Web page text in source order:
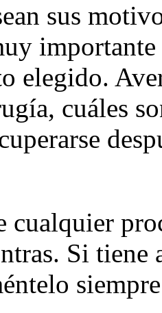
sus
elegido.
cuáles
cualquier
Si tiene